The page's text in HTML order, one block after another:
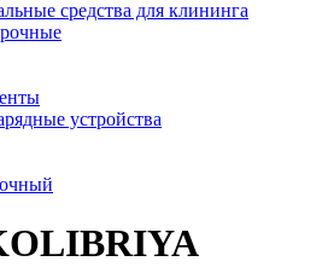
средства для клининга
устройства